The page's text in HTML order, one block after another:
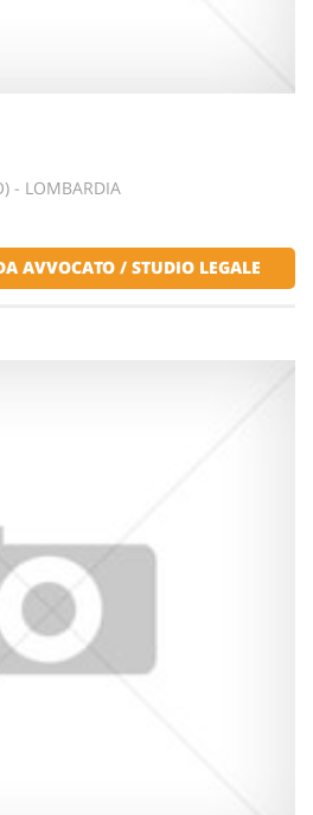
- LOMBARDIA
AVVOCATO / STUDIO LEGALE